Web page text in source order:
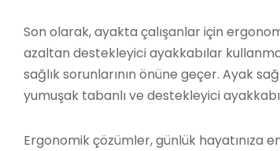
Son olarak, ayakta çalışanlar için
azaltan destekleyici ayakkabılar
sağlık sorunlarının önüne geçer. Ayak
yumuşak tabanlı ve destekleyici
Ergonomik çözümler, günlük hayatınıza